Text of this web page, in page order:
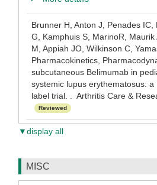
Brunner H, Anton J, Penades
G, Kamphuis S, MarinoR, Maurik
M, Appiah JO, Wilkinson C,
Pharmacokinetics,
subcutaneous Belimumab in
systemic lupus erythematosus: a
label trial. . Arthritis Care &
Reviewed
▼display all
MISC